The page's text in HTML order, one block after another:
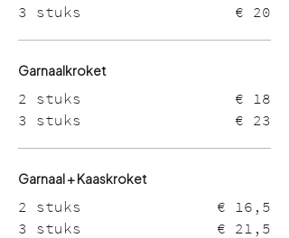
3 stuks
€ 20
Garnaalkroket
2 stuks
€ 18
3 stuks
€ 23
Garnaal + Kaaskroket
2 stuks
€ 16,5
3 stuks
€ 21,5